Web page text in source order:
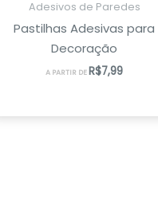
Adesivos de Paredes
Pastilhas Adesivas para
Decoração
A PARTIR DER$7,99